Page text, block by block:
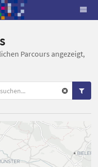
Parcours angezeigt,